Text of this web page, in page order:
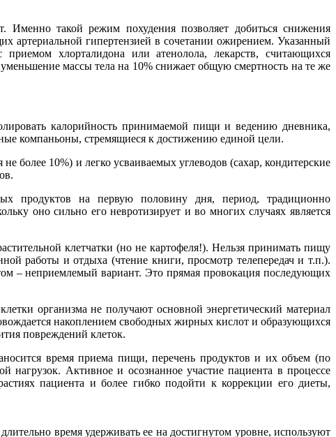
Именно такой режим похудения позволяет добиться снижения
артериальной гипертензией в сочетании ожирением. Указанный
хлорталидона или атенолола, лекарств, считающихся
массы тела на 10% снижает общую смертность на те же
калорийность принимаемой пищи и ведению дневника,
компаньоны, стремящиеся к достижению единой цели.
более 10%) и легко усваиваемых углеводов (сахар, кондитерские
продуктов на первую половину дня, период, традиционно
оно сильно его невротизирует и во многих случаях является
клетчатки (но не картофеля!). Нельзя принимать пищу
работы и отдыха (чтение книги, просмотр телепередач и т.п.).
– неприемлемый вариант. Это прямая провокация последующих
организма не получают основной энергетический материал
накоплением свободных жирных кислот и образующихся
повреждений клеток.
время приема пищи, перечень продуктов и их объем (по
Активное и осознанное участие пациента в процессе
пациента и более гибко подойти к коррекции его диеты,
время удерживать ее на достигнутом уровне, используют